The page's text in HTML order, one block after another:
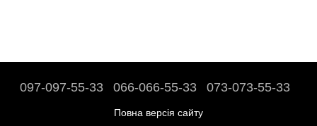
097-097-55-33 066-066-55-33 073-073-55-33
Повна версія сайту